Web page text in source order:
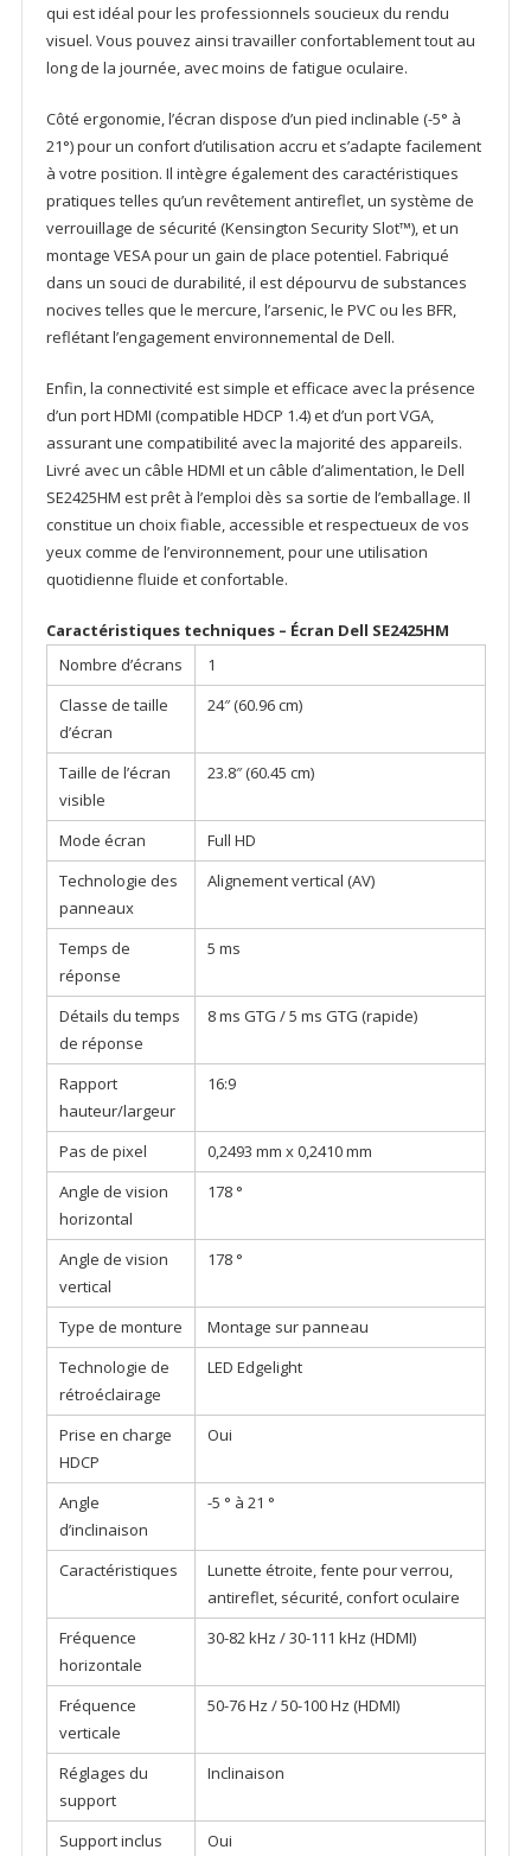
qui est idéal pour les professionnels soucieux du rendu
visuel. Vous pouvez ainsi travailler confortablement tout au
long de la journée, avec moins de fatigue oculaire.
Côté ergonomie, l’écran dispose d’un pied inclinable (-5° à
21°) pour un confort d’utilisation accru et s’adapte facilement
à votre position. Il intègre également des caractéristiques
pratiques telles qu’un revêtement antireflet, un système de
verrouillage de sécurité (Kensington Security Slot™), et un
montage VESA pour un gain de place potentiel. Fabriqué
dans un souci de durabilité, il est dépourvu de substances
nocives telles que le mercure, l’arsenic, le PVC ou les BFR,
reflétant l’engagement environnemental de Dell.
Enfin, la connectivité est simple et efficace avec la présence
d’un port HDMI (compatible HDCP 1.4) et d’un port VGA,
assurant une compatibilité avec la majorité des appareils.
Livré avec un câble HDMI et un câble d’alimentation, le Dell
SE2425HM est prêt à l’emploi dès sa sortie de l’emballage. Il
constitue un choix fiable, accessible et respectueux de vos
yeux comme de l’environnement, pour une utilisation
quotidienne fluide et confortable.
Caractéristiques techniques – Écran Dell SE2425HM
Nombre d’écrans
1
Classe de taille
d’écran
24″ (60.96 cm)
Taille de l’écran
visible
23.8″ (60.45 cm)
Mode écran
Full HD
Technologie des
panneaux
Alignement vertical (AV)
Temps de
réponse
5 ms
Détails du temps
de réponse
8 ms GTG / 5 ms GTG (rapide)
Rapport
hauteur/largeur
16:9
Pas de pixel
0,2493 mm x 0,2410 mm
Angle de vision
horizontal
178 °
Angle de vision
vertical
178 °
Type de monture
Montage sur panneau
Technologie de
rétroéclairage
LED Edgelight
Prise en charge
HDCP
Oui
Angle
d’inclinaison
-5 ° à 21 °
Caractéristiques
Lunette étroite, fente pour verrou,
antireflet, sécurité, confort oculaire
Fréquence
horizontale
30-82 kHz / 30-111 kHz (HDMI)
Fréquence
verticale
50-76 Hz / 50-100 Hz (HDMI)
Réglages du
support
Inclinaison
Support inclus Oui